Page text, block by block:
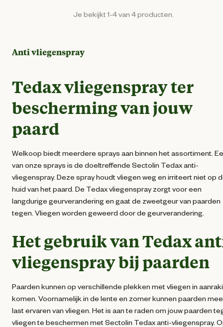
Je bekijkt 1-4 van 4 producten.
Anti vliegenspray
Tedax vliegenspray ter
bescherming van jouw
paard
Welkoop biedt meerdere sprays aan binnen het assortiment.
van onze sprays is de doeltreffende Sectolin Tedax anti-
vliegenspray. Deze spray houdt vliegen weg en irriteert niet op
huid van het paard. De Tedax vliegenspray zorgt voor een
langdurige geurverandering en gaat de zweetgeur van paarden
tegen. Vliegen worden geweerd door de geurverandering.
Het gebruik van Tedax
vliegenspray bij paarden
Paarden kunnen op verschillende plekken met vliegen in
komen. Voornamelijk in de lente en zomer kunnen paarden
last ervaren van vliegen. Het is aan te raden om jouw paarden
vliegen te beschermen met Sectolin Tedax anti-vliegenspray.